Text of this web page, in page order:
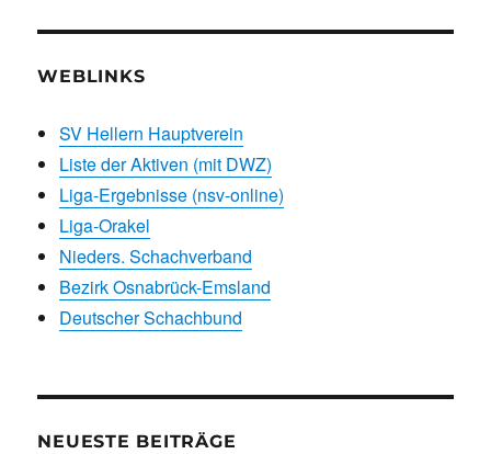
WEBLINKS
SV Hellern Hauptverein
Liste der Aktiven (mit DWZ)
Liga-Ergebnisse (nsv-online)
Liga-Orakel
Nieders. Schachverband
Bezirk Osnabrück-Emsland
Deutscher Schachbund
NEUESTE BEITRÄGE